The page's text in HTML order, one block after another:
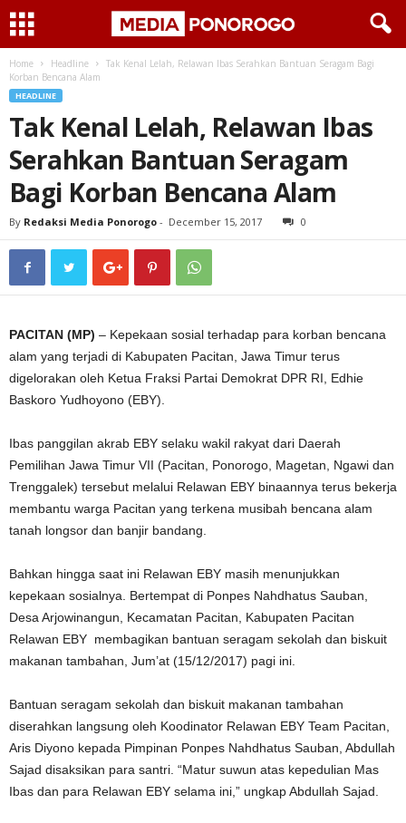
Home Headline
Tak Kenal Lelah, Relawan Ibas Serahkan Bantuan Seragam Bagi
Korban Bencana Alam
HEADLINE
Tak Kenal Lelah, Relawan Ibas
Serahkan Bantuan Seragam
Bagi Korban Bencana Alam
By Redaksi Media Ponorogo - December 15, 2017 0
PACITAN (MP) – Kepekaan sosial terhadap para korban bencana
alam yang terjadi di Kabupaten Pacitan, Jawa Timur terus
digelorakan oleh Ketua Fraksi Partai Demokrat DPR RI, Edhie
Baskoro Yudhoyono (EBY).
Ibas panggilan akrab EBY selaku wakil rakyat dari Daerah
Pemilihan Jawa Timur VII (Pacitan, Ponorogo, Magetan, Ngawi dan
Trenggalek) tersebut melalui Relawan EBY binaannya terus bekerja
membantu warga Pacitan yang terkena musibah bencana alam
tanah longsor dan banjir bandang.
Bahkan hingga saat ini Relawan EBY masih menunjukkan
kepekaan sosialnya. Bertempat di Ponpes Nahdhatus Sauban,
Desa Arjowinangun, Kecamatan Pacitan, Kabupaten Pacitan
Relawan EBY membagikan bantuan seragam sekolah dan biskuit
makanan tambahan, Jum’at (15/12/2017) pagi ini.
Bantuan seragam sekolah dan biskuit makanan tambahan
diserahkan langsung oleh Koodinator Relawan EBY Team Pacitan,
Aris Diyono kepada Pimpinan Ponpes Nahdhatus Sauban, Abdullah
Sajad disaksikan para santri. “Matur suwun atas kepedulian Mas
Ibas dan para Relawan EBY selama ini,” ungkap Abdullah Sajad.